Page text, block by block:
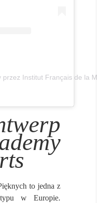
przez Institut Français de la
to jedna z
typu w Europie.